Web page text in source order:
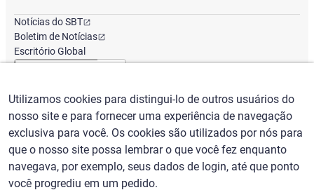
Notícias do SBT
Boletim de Notícias
Escritório Global
Português/ ($) USD
Utilizamos cookies para distingui-lo de outros usuários do
nosso site e para fornecer uma experiência de navegação
exclusiva para você. Os cookies são utilizados por nós para
que o nosso site possa lembrar o que você fez enquanto
navegava, por exemplo, seus dados de login, até que ponto
você progrediu em um pedido.